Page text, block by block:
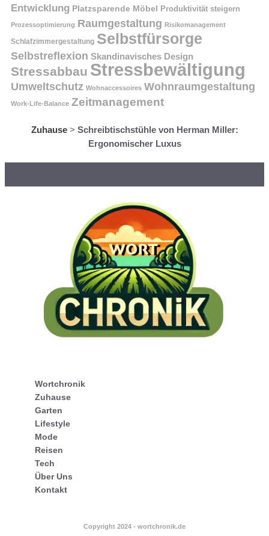
Entwicklung Platzsparende Möbel Produktivität steigern
Prozessoptimierung Raumgestaltung Risikomanagement
Schlafzimmergestaltung Selbstfürsorge
Selbstreflexion Skandinavisches Design
Stressabbau Stressbewältigung
Umweltschutz Wohnaccessoires Wohnraumgestaltung
Work-Life-Balance Zeitmanagement
Zuhause> Schreibtischstühle von Herman Miller:
Ergonomischer Luxus
Wortchronik
Zuhause
Garten
Lifestyle
Mode
Reisen
Tech
Über Uns
Kontakt
Copyright 2024 - wortchronik.de